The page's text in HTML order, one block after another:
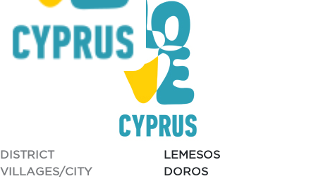
DISTRICT
LEMESOS
VILLAGES/CITY
DOROS